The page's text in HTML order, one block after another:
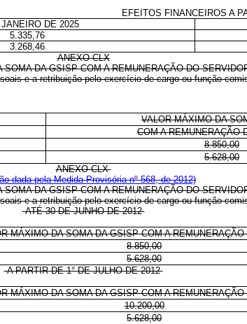
EFEITOS FINANCEIROS A
JANEIRO DE 2025
5.335,76
3.268,46
ANEXO CLX
SOMA DA GSISP COM A REMUNERAÇÃO DO
e a retribuição pelo exercício de cargo ou função
VALOR MÁXIMO DA
COM A REMUNERAÇÃO
8.850,00
5.628,00
ANEXO CLX
dada pela Medida Provisória nº 568, de 2012)
SOMA DA GSISP COM A REMUNERAÇÃO DO
e a retribuição pelo exercício de cargo ou função
ATÉ 30 DE JUNHO DE 2012
MÁXIMO DA SOMA DA GSISP COM A
8.850,00
5.628,00
A PARTIR DE 1° DE JULHO DE 2012
MÁXIMO DA SOMA DA GSISP COM A
10.200,00
5.628,00